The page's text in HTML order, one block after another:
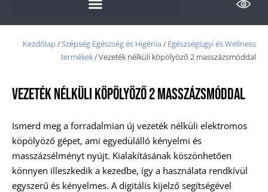
Kezdőlap /Szépség Egészség és Higénia / Egészségügyi és Wellness
termékek/ Vezeték nélküli köpölyöző 2 masszázsmóddal
Vezeték Nélküli Köpölyöző 2 Masszázsmóddal
Ismerd meg a forradalmian új vezeték nélküli elektromos
köpölyöző gépet, ami egyedülálló kényelmi és
masszázsélményt nyújt. Kialakításának köszönhetően
könnyen illeszkedik a kezedbe, így a használata rendkívül
egyszerű és kényelmes. A digitális kijelző segítségével